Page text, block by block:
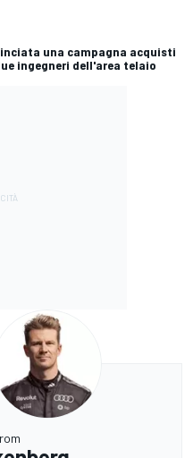
una campagna acquisti
ingegneri dell'area telaio